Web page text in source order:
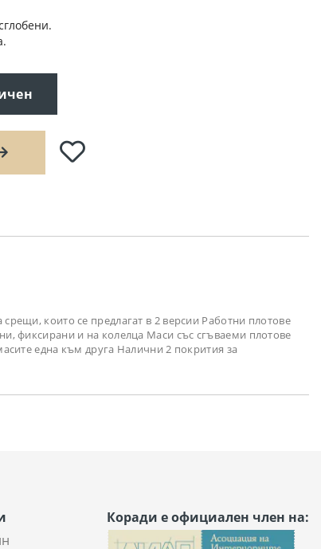
които се предлагат в 2 версии Работни плотове
фиксирани и на колелца Маси със сгъваеми плотове
една към друга Налични 2 покрития за
Коради е официален член на: